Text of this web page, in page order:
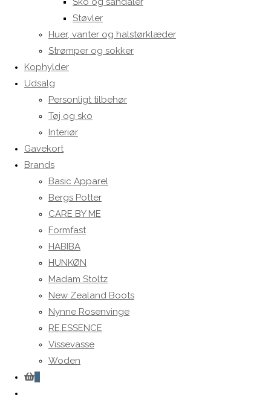
Støvler
Huer, vanter og halstørklæder
Strømper og sokker
Kophylder
Udsalg
Personligt tilbehør
Tøj og sko
Interiør
Gavekort
Brands
Basic Apparel
Bergs Potter
CARE BY ME
Formfast
HABIBA
HUNKØN
Madam Stoltz
New Zealand Boots
Nynne Rosenvinge
RE.ESSENCE
Vissevasse
Woden
0